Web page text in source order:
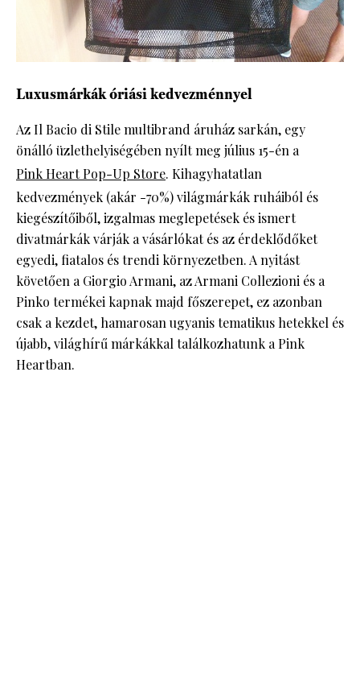
Luxusmárkák óriási kedvezménnyel
Az Il Bacio di Stile multibrand áruház sarkán, egy
önálló üzlethelyiségében nyílt meg július 15-én a
Pink Heart Pop-Up Store. Kihagyhatatlan
kedvezmények (akár -70%) világmárkák ruháiból és
kiegészítőiből, izgalmas meglepetések és ismert
divatmárkák várják a vásárlókat és az érdeklődőket
egyedi, fiatalos és trendi környezetben. A nyitást
követően a Giorgio Armani, az Armani Collezioni és a
Pinko termékei kapnak majd főszerepet, ez azonban
csak a kezdet, hamarosan ugyanis tematikus hetekkel és
újabb, világhírű márkákkal találkozhatunk a Pink
Heartban.